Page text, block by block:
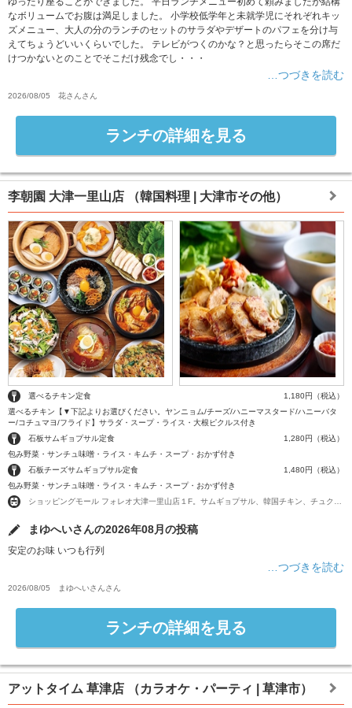
なボリュームでお腹は満足しました。 小学校低学年と未就学児にそれぞれキッ
ズメニュー、大人の分のランチのセットのサラダやデザートのパフェを分け与
えてちょうどいいくらいでした。 テレビがつくのかな？と思ったらそこの席だ
けつかないとのことでそこだけ残念でし・・・
…つづきを読む
2026/08/05 花さん さん
ランチの詳細を見る
李朝園 大津一里山店 （韓国料理 | 大津市その他）
選べるチキン定食
1,180円（税込）
選べるチキン【▼下記よりお選びください。ヤンニョム/チーズ/ハニーマスタード/ハニーバタ
ー/コチュマヨ/フライド】サラダ・スープ・ライス・大根ピクルス付き
石板サムギョプサル定食
1,280円（税込）
包み野菜・サンチュ味噌・ライス・キムチ・スープ・おかず付き
石板チーズサムギョプサル定食
1,480円（税込）
包み野菜・サンチュ味噌・ライス・キムチ・スープ・おかず付き
まゆへいさんの2026年08月の投稿
安定のお味 いつも行列
…つづきを読む
2026/08/05 まゆへいさん さん
ランチの詳細を見る
アットタイム 草津店 （カラオケ・パーティ | 草津市）